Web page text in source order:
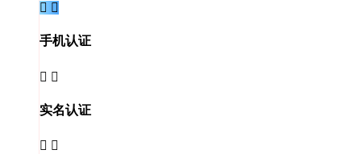
 
手机认证
 
实名认证
 